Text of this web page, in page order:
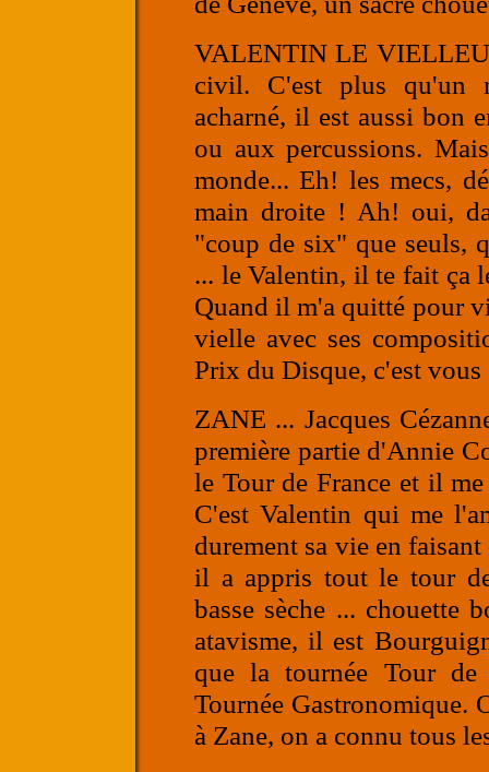
VALENTIN LE
civil. C'est plus qu'un
acharné, il est aussi bon
ou aux percussions.
monde... Eh! les mecs,
main droite ! Ah! oui,
"coup de six" que seuls,
... le Valentin, il te fait ça
Quand il m'a quitté pour
vielle avec ses
Prix du Disque, c'est
ZANE ... Jacques
première partie d'Annie
le Tour de France et il
C'est Valentin qui me
durement sa vie en
il a appris tout le tour
basse sèche ... chouette
atavisme, il est
que la tournée Tour de
Tournée Gastronomique.
à Zane, on a connu tous